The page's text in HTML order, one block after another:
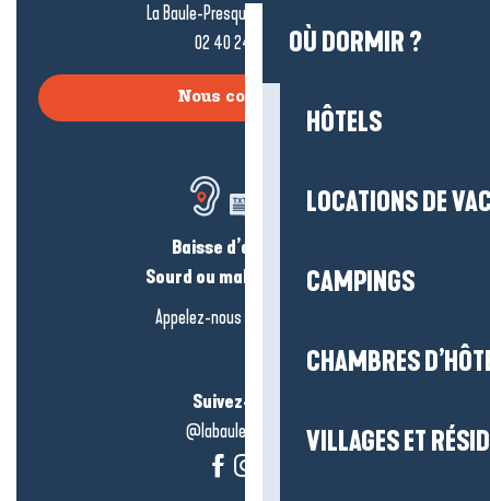
OÙ DORMIR ?
HÔTELS
LOCATIONS DE
CAMPINGS
CHAMBRES
VILLAGES ET
La Baule-Presqu’île de Guérande
02 40 24 34 44
Nous contacter
Baisse d’audition ?
Sourd ou malentendant ?
Appelez-nous en
Suivez-nous !
@labauleguérande